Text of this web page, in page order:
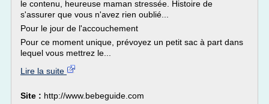
le contenu, heureuse maman stressée. Histoire de
s'assurer que vous n'avez rien oublié...
Pour le jour de l'accouchement
Pour ce moment unique, prévoyez un petit sac à part dans
lequel vous mettrez le...
Lire la suite
Site : http://www.bebeguide.com